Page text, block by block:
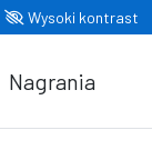
Wysoki kontrast
Nagrania